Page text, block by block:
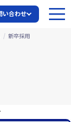
い合わせ
新卒採用